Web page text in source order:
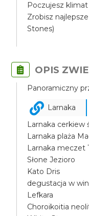
Poczujesz
Zrobisz
Stones)
OPIS
Panoramiczny
Larnaka
Larnaka cerkiew
Larnaka plaża
Larnaka meczet
Słone Jezioro
Kato Dris
degustacja w
Lefkara
Choroikoitia